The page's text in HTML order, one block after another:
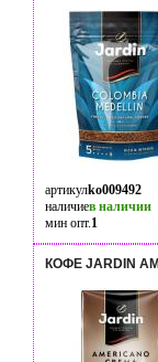
артикулko009492
наличиев наличии
мин опт.1
КОФЕ JARDIN